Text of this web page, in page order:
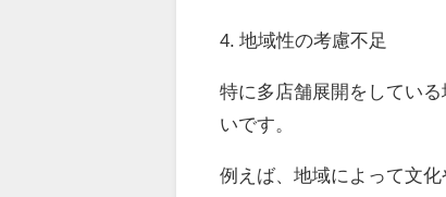
4. 地域性の考慮不足
特に多店舗展開をしてい
いです。
例えば、地域によって文